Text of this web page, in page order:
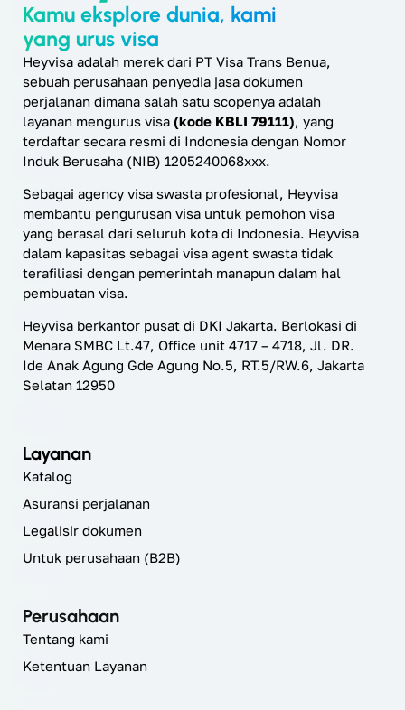
Kamu eksplore dunia, kami
yang urus visa
Heyvisa adalah merek dari PT Visa Trans Benua,
sebuah perusahaan penyedia jasa dokumen
perjalanan dimana salah satu scopenya adalah
layanan mengurus visa (kode KBLI 79111) , yang
terdaftar secara resmi di Indonesia dengan Nomor
Induk Berusaha (NIB) 1205240068xxx.
Sebagai agency visa swasta profesional, Heyvisa
membantu pengurusan visa untuk pemohon visa
yang berasal dari seluruh kota di Indonesia. Heyvisa
dalam kapasitas sebagai visa agent swasta tidak
terafiliasi dengan pemerintah manapun dalam hal
pembuatan visa.
Heyvisa berkantor pusat di DKI Jakarta. Berlokasi di
Menara SMBC Lt.47, Office unit 4717 – 4718, Jl. DR.
Ide Anak Agung Gde Agung No.5, RT.5/RW.6, Jakarta
Selatan 12950
Layanan
Katalog
Asuransi perjalanan
Legalisir dokumen
Untuk perusahaan (B2B)
Perusahaan
Tentang kami
Ketentuan Layanan